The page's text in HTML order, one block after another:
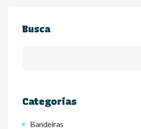
Busca
Categorias
Bandeiras